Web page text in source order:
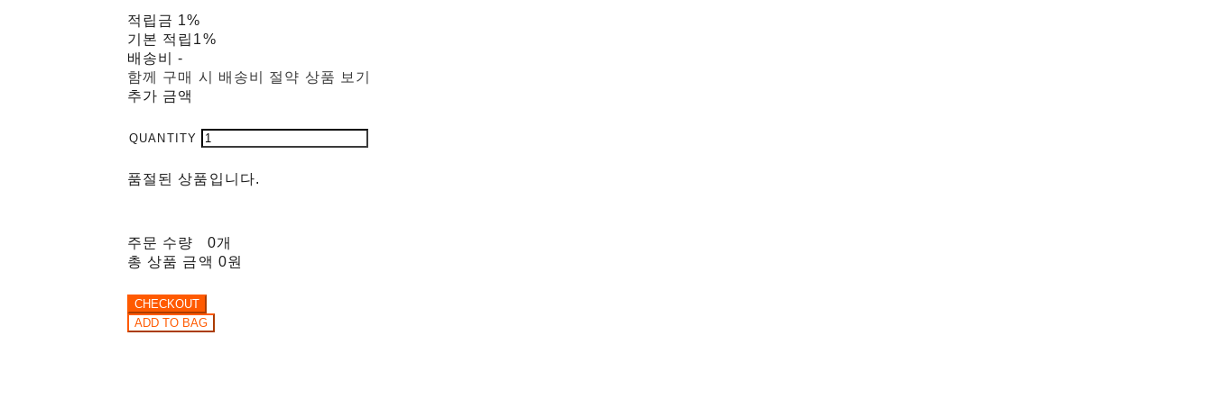
적립금 1%
기본 적립 1%
배송비-
함께 구매 시 배송비 절약 상품 보기
추가 금액
품절된 상품입니다.
주문 수량
0개
총 상품 금액 0원